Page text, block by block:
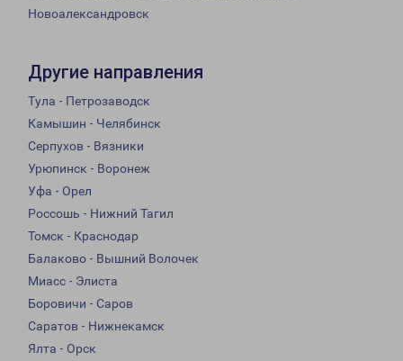
Новоалександровск
Другие направления
Тула - Петрозаводск
Камышин - Челябинск
Серпухов - Вязники
Урюпинск - Воронеж
Уфа - Орел
Россошь - Нижний Тагил
Томск - Краснодар
Балаково - Вышний Волочек
Миасс - Элиста
Боровичи - Саров
Саратов - Нижнекамск
Ялта - Орск